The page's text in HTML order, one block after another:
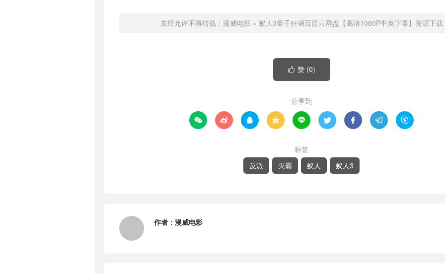
未经允许不得转载： 漫威电影 » 蚁人3量子狂潮百度云网盘【高清1080P中英字幕】资源下载
 赞 (0)
分享到
        
标签
反派
灭霸 蚁人 蚁人3
作者： 漫威电影